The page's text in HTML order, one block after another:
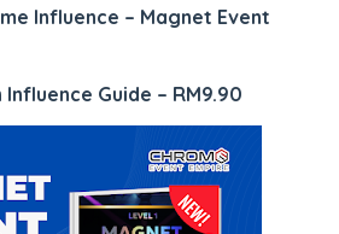
Influence – Magnet Event
Influence Guide – RM9.90